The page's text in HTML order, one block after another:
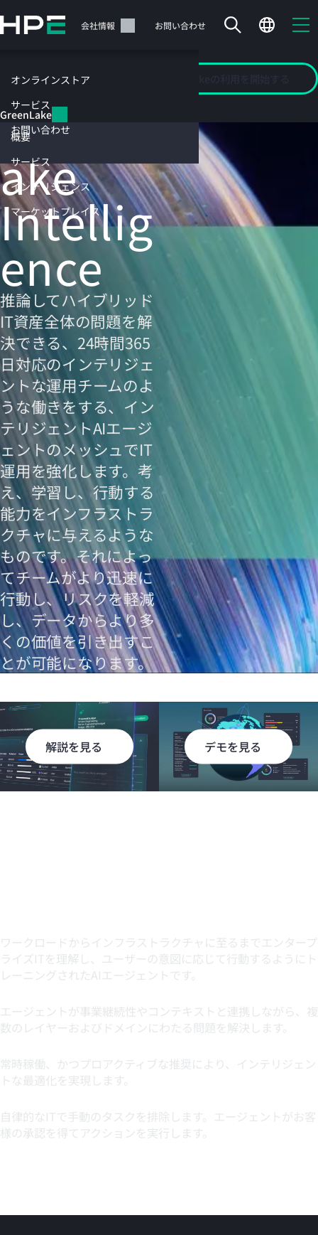
イ
ン
ス
キ
ッ
プ
す
る
サポート 会社情報 お問い合わせ
オンラインストア
サービス
お問い合わせ
カートは空です
HPEストアで商品を検索、構成、注文できます。
GreenLakeマーケットプレイス
概要
サービス
インテリジェンス
マーケットプレイス
GreenLake
GreenL
ake
Intellig
ence
推論してハイブリッド
IT資産全体の問題を解
決できる、24時間365
日対応のインテリジェ
ントな運用チームのよ
うな働きをする、イン
テリジェントAIエージ
ェントのメッシュでIT
運用を強化します。考
え、学習し、行動する
能力をインフラストラ
クチャに与えるような
ものです。それによっ
てチームがより迅速に
行動し、リスクを軽減
し、データからより多
くの価値を引き出すこ
とが可能になります。
解説を見る デモを見る
ワークロードからインフラストラクチャに至るまでエンタープ
ライズITを理解し、ユーザーの意図に応じて行動するようにト
レーニングされたAIエージェントです。
エージェントが事業継続性やコンテキストと連携しながら、複
数のレイヤーおよびドメインにわたる問題を解決します。
常時稼働、かつプロアクティブな推奨により、インテリジェン
トな最適化を実現します。
自律的なITで手動のタスクを排除します。エージェントがお客
様の承認を得てアクションを実行します。